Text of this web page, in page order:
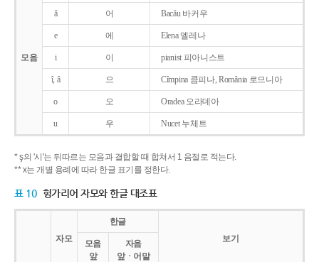
모음
ǎ 어 Bacǎu 바커우
e 에 Elena 엘레나
i 이 pianist 피아니스트
î, â 으 Cîmpina 큼피나, România 로므니아
o 오 Oradea 오라데아
u 우 Nucet 누체트
* ş의 '시'는 뒤따르는 모음과 결합할 때 합쳐서 1 음절로 적는다.
** x는 개별 용례에 따라 한글 표기를 정한다.
표 10 헝가리어 자모와 한글 대조표
자모
한글
보기
모음
앞
자음
앞ㆍ어말